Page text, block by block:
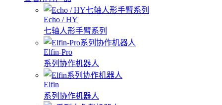
Echo / HY
七轴人形手臂系列
Elfin-Pro
系列协作机器人
Elfin
系列协作机器人